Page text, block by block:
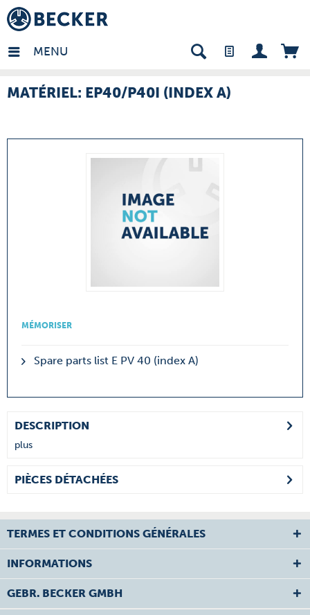
MENU
- FR
MATÉRIEL: EP40/P40I (INDEX A)
MÉMORISER
Spare parts list E PV 40 (index A)
DESCRIPTION
plus
PIÈCES DÉTACHÉES
TERMES ET CONDITIONS GÉNÉRALES
INFORMATIONS
GEBR. BECKER GMBH